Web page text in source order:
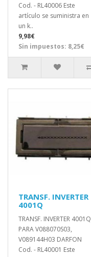
Cod. - RL40006 Este
artículo se suministra en
un k..
9,98€
Sin impuestos: 8,25€
TRANSF. INVERTER
4001Q
TRANSF. INVERTER 4001Q
PARA V088070S03,
V089144H03 DARFON
Cod. - RL40001 Este